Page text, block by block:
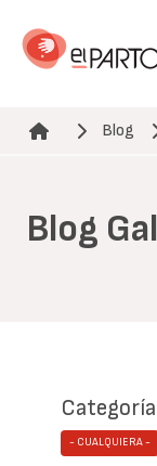
contenido
Ruta de navegación
Blog
Blog
Categoría
- CUALQUIERA -